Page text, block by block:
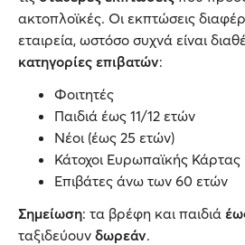
ακτοπλοϊκές. Οι εκπτώσεις
εταιρεία, ωστόσο συχνά είναι
κατηγορίες επιβατών:
Φοιτητές
Παιδιά έως 11/12 ετών
Νέοι (έως 25 ετών)
Κάτοχοι Ευρωπαϊκής
Επιβάτες άνω των 60 ετών
Σημείωση: τα βρέφη και παιδιά
ταξιδεύουν δωρεάν.